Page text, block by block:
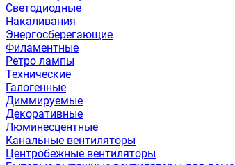
Светодиодные
Накаливания
Энергосберегающие
Филаментные
Ретро лампы
Технические
Галогенные
Диммируемые
Декоративные
Люминесцентные
Канальные вентиляторы
Центробежные вентиляторы